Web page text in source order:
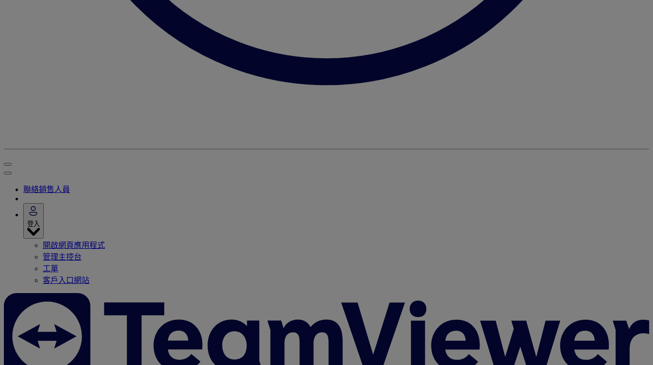
聯絡銷售人員
登入
開啟網頁應用程式
管理主控台
工單
客戶入口網站